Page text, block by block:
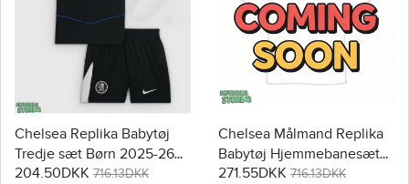
Chelsea Replika Babytøj
Tredje sæt Børn 2025-26
Kortærmet (+ Korte bukser)
204.50DKK 716.13DKK
Chelsea Målmand Replika
Babytøj Hjemmebanesæt
Børn 2025-26 Kortærmet (+
271.55DKK 716.13DKK